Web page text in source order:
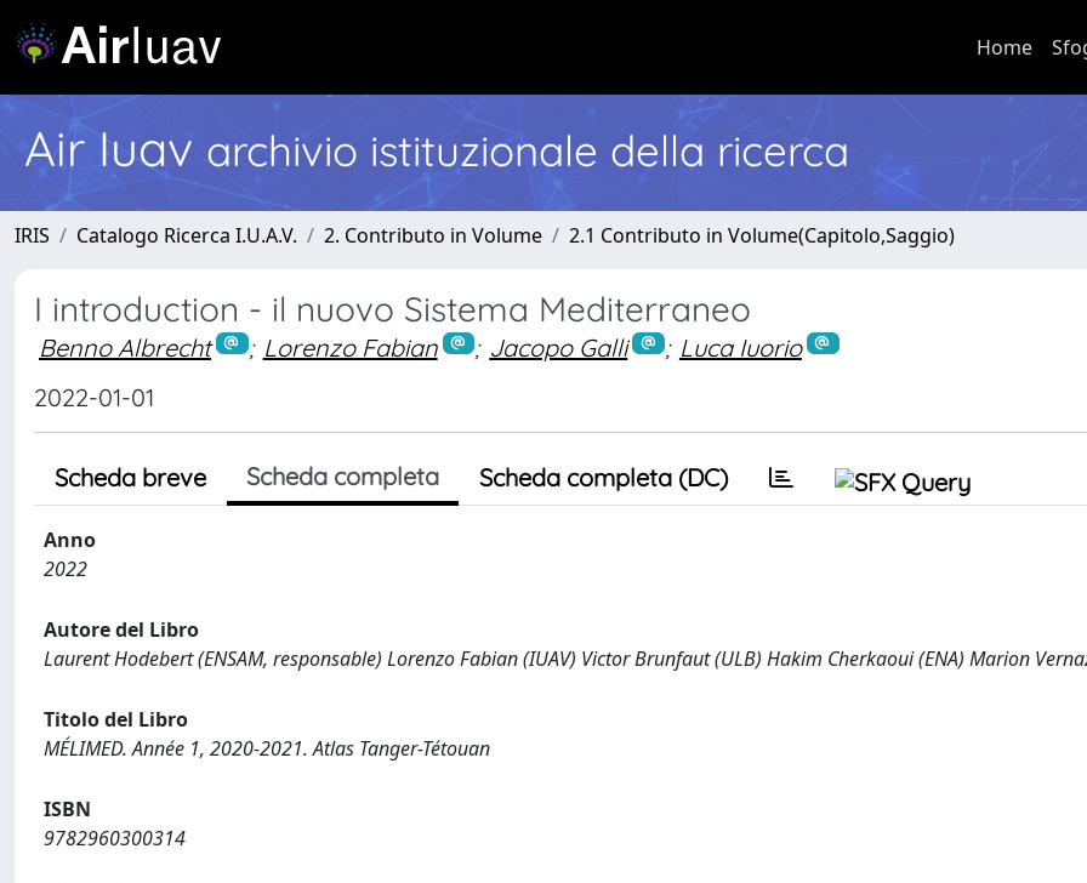
Home
Air Iuav archivio istituzionale della ricerca
IRIS Catalogo Ricerca I.U.A.V. 2. Contributo in Volume 2.1 Contributo in Volume(Capitolo,Saggio)
I introduction - il nuovo Sistema Mediterraneo
Benno Albrecht ; Lorenzo Fabian ; Jacopo Galli ; Luca Iuorio
2022-01-01
Scheda breve Scheda completa Scheda completa (DC)
Anno
2022
Autore del Libro
Laurent Hodebert (ENSAM, responsable) Lorenzo Fabian (IUAV) Victor Brunfaut (ULB) Hakim Cherkaoui (ENA) Marion
Titolo del Libro
MÉLIMED. Année 1, 2020-2021. Atlas Tanger-Tétouan
ISBN
9782960300314